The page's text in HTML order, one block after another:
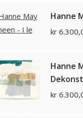
Hanne
kr
Hanne
kr